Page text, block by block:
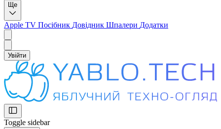
Ще
Apple TV Посібник Довідник Шпалери Додатки
Увійти
Toggle sidebar